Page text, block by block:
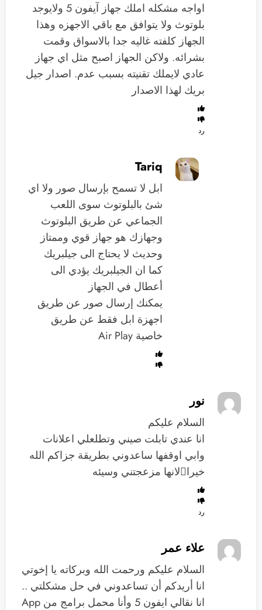
اواجه مشكله املك جهاز آيفون 5 ولايوجد
بلوتوث ولا يتوافق مع باقي الاجهزه وهذا
الجهاز كلفته غاليه جدا بالاسواق وقمت
بشرائه. ولاكن الجهاز اصبح مثل اي جهاز
عادي لايملك تقنيته بسبب عدم. اصدار جيل
بريك لهذا الاصدار
رد
Tariq
ابل لا تسمح بإرسال صور ولا اي
شئ بالبلوتوث سوى اللعب
الجماعي عن طريق البلوتوث
وجهازك هو جهاز قوي وممتاز
وحديث لا يحتاج الى جيلبريك
كما ان الجيلبريك يؤدي الى
أعطال في الجهاز
يمكنك إرسال صور عن طريق
اجهزة ابل فقط عن طريق
خاصية Air Play
نور
السلام عليكم
انا عندي تابلت صيني وتطلعلي اعلانات
وابي اوقفها ساعدوني بطريقة جزاكم الله
خيرالانها مزعجتني وسيئه
رد
علاء عمر
السلام عليكم ورحمت الله وبركاته يا إخوتي
انا أريدكم أن تساعدوني في حل مشكلتي ..
انا نقالي ايفون 5 وأنا محمل برامج من App